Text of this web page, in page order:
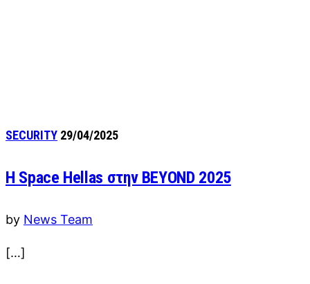
SECURITY 29/04/2025
Η Space Hellas στην BEYOND 2025
by News Team
[…]